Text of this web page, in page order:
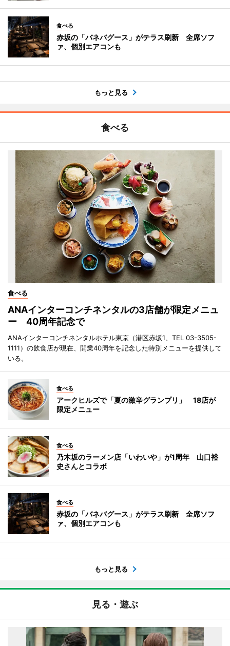
食べる
赤坂の「バネバグース」がテラス刷新 全席ソフ
ァ、個別エアコンも
もっと見る
食べる
食べる
ANAインターコンチネンタルの3店舗が限定メニュ
ー 40周年記念で
ANAインターコンチネンタルホテル東京（港区赤坂1、TEL 03-3505-
1111）の飲食店が現在、開業40周年を記念した特別メニューを提供して
いる。
食べる
アークヒルズで「夏の激辛グランプリ」 18店が
限定メニュー
食べる
乃木坂のラーメン店「いわいや」が1周年 山口裕
史さんとコラボ
食べる
赤坂の「バネバグース」がテラス刷新 全席ソフ
ァ、個別エアコンも
もっと見る
見る・遊ぶ